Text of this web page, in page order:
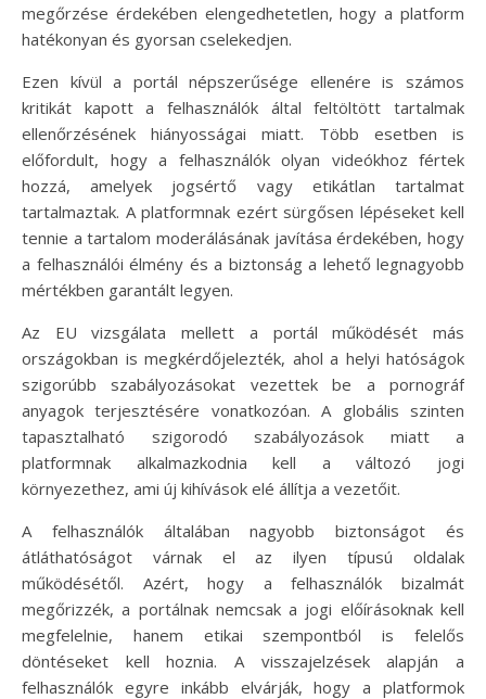
megőrzése érdekében elengedhetetlen, hogy a platform
hatékonyan és gyorsan cselekedjen.
Ezen kívül a portál népszerűsége ellenére is számos
kritikát kapott a felhasználók által feltöltött tartalmak
ellenőrzésének hiányosságai miatt. Több esetben is
előfordult, hogy a felhasználók olyan videókhoz fértek
hozzá, amelyek jogsértő vagy etikátlan tartalmat
tartalmaztak. A platformnak ezért sürgősen lépéseket kell
tennie a tartalom moderálásának javítása érdekében, hogy
a felhasználói élmény és a biztonság a lehető legnagyobb
mértékben garantált legyen.
Az EU vizsgálata mellett a portál működését más
országokban is megkérdőjelezték, ahol a helyi hatóságok
szigorúbb szabályozásokat vezettek be a pornográf
anyagok terjesztésére vonatkozóan. A globális szinten
tapasztalható szigorodó szabályozások miatt a
platformnak alkalmazkodnia kell a változó jogi
környezethez, ami új kihívások elé állítja a vezetőit.
A felhasználók általában nagyobb biztonságot és
átláthatóságot várnak el az ilyen típusú oldalak
működésétől. Azért, hogy a felhasználók bizalmát
megőrizzék, a portálnak nemcsak a jogi előírásoknak kell
megfelelnie, hanem etikai szempontból is felelős
döntéseket kell hoznia. A visszajelzések alapján a
felhasználók egyre inkább elvárják, hogy a platformok